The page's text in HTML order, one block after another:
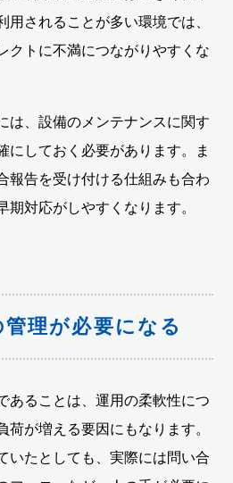
用されることが多い環境では、
クトに不満につながりやすくな
は、設備のメンテナンスに関す
にしておく必要があります。ま
報告を受け付ける仕組みも合わ
期対応がしやすくなります。
理が必要になる
あることは、運用の柔軟性につ
荷が増える要因にもなります。
いたとしても、実際には問い合